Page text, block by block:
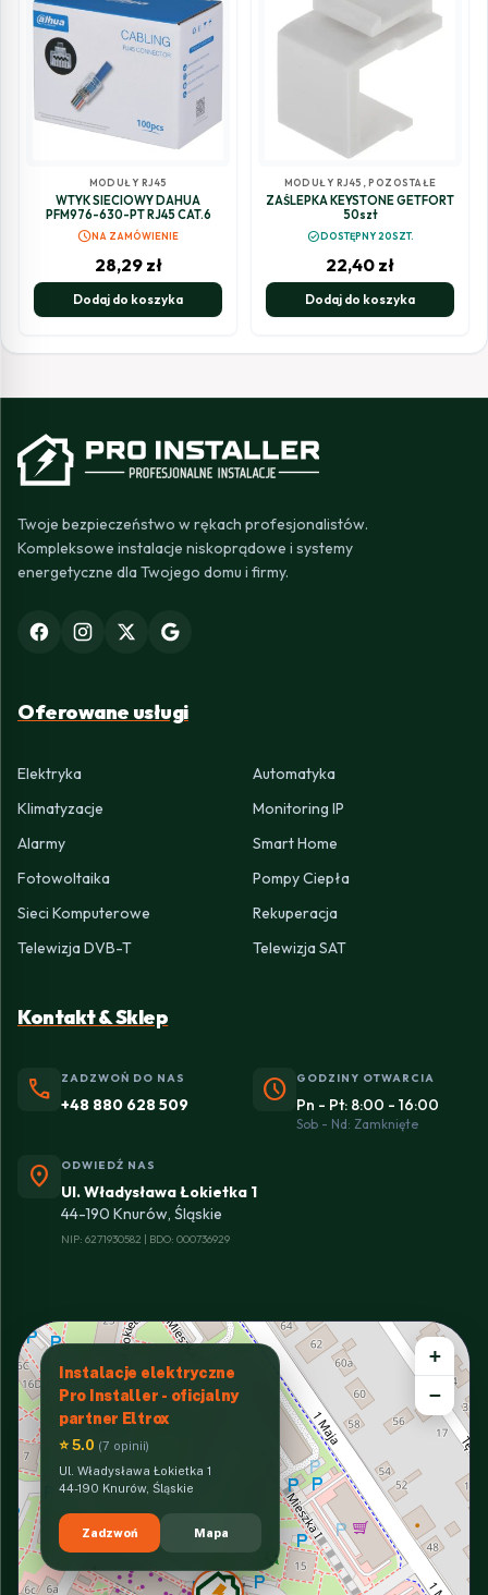
MODUŁY RJ45
WTYK SIECIOWY DAHUA
PFM976-630-PT RJ45 CAT.6
scheduleNA ZAMÓWIENIE
28,29 zł
Dodaj do koszyka
MODUŁY RJ45 ,POZOSTAŁE
ZAŚLEPKA KEYSTONE GETFORT
50szt
check_circleDOSTĘPNY 20SZT.
22,40 zł
Dodaj do koszyka
Twoje bezpieczeństwo w rękach profesjonalistów.
Kompleksowe instalacje niskoprądowe i systemy
energetyczne dla Twojego domu i firmy.
Oferowane usługi
Elektryka
Automatyka
Klimatyzacje
Monitoring IP
Alarmy
Smart Home
Fotowoltaika
Pompy Ciepła
Sieci Komputerowe
Rekuperacja
Telewizja DVB-T
Telewizja SAT
Kontakt & Sklep
phone ZADZWOŃ DO NAS
+48 880 628 509 schedule GODZINY OTWARCIA
Pn - Pt: 8:00 - 16:00
Sob - Nd: Zamknięte
location_on ODWIEDŹ NAS
Ul. Władysława Łokietka 1
44-190 Knurów, Śląskie
NIP: 6271930582 | BDO: 000736929
Instalacje elektryczne
Pro Installer - oficjalny
partner Eltrox
⭐ 5.0 (7 opinii)
Ul. Władysława Łokietka 1
44-190 Knurów, Śląskie
Zadzwoń Mapa
+
−